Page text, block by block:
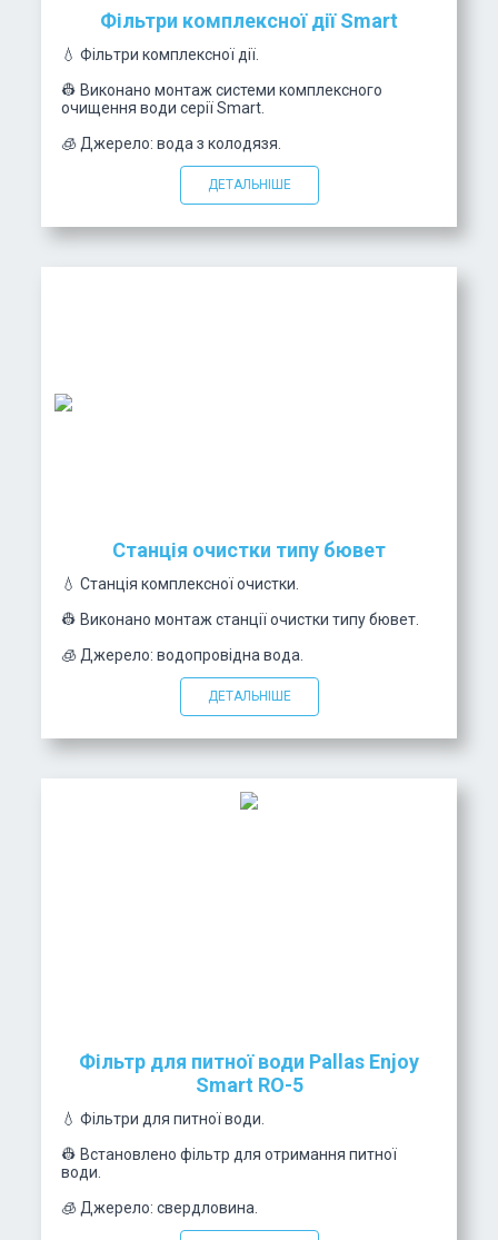
Фільтри комплексної дії Smart
💧 Фільтри комплексної дії.
👷 Виконано монтаж системи комплексного
очищення води серії Smart.
🧊 Джерело: вода з колодязя.
ДЕТАЛЬНІШЕ
Станція очистки типу бювет
💧 Станція комплексної очистки.
👷 Виконано монтаж станції очистки типу бювет.
🧊 Джерело: водопровідна вода.
ДЕТАЛЬНІШЕ
Фільтр для питної води Pallas Enjoy
Smart RO-5
💧 Фільтри для питної води.
👷 Встановлено фільтр для отримання питної
води.
🧊 Джерело: свердловина.